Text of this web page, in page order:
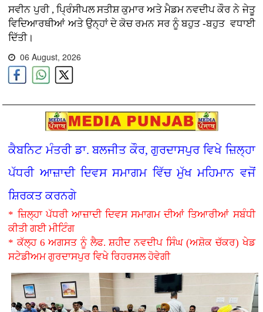
ਸਵੀਨ ਪੁਰੀ , ਪ੍ਰਿੰਸੀਪਲ ਸਤੀਸ਼ ਕੁਮਾਰ ਅਤੇ ਮੈਡਮ ਨਵਦੀਪ ਕੌਰ ਨੇ ਜੇਤੂ
ਵਿਦਿਆਰਥੀਆਂ ਅਤੇ ਉਨ੍ਹਾਂ ਦੇ ਕੋਚ ਰਮਨ ਸਰ ਨੂੰ ਬਹੁਤ -ਬਹੁਤ ਵਧਾਈ
ਦਿੱਤੀ।
06 August, 2026
ਕੈਬਨਿਟ ਮੰਤਰੀ ਡਾ. ਬਲਜੀਤ ਕੌਰ, ਗੁਰਦਾਸਪੁਰ ਵਿਖੇ ਜ਼ਿਲ੍ਹਾ
ਪੱਧਰੀ ਆਜ਼ਾਦੀ ਦਿਵਸ ਸਮਾਗਮ ਵਿੱਚ ਮੁੱਖ ਮਹਿਮਾਨ ਵਜੋਂ
ਸ਼ਿਰਕਤ ਕਰਨਗੇ
* ਜ਼ਿਲ੍ਹਾ ਪੱਧਰੀ ਆਜ਼ਾਦੀ ਦਿਵਸ ਸਮਾਗਮ ਦੀਆਂ ਤਿਆਰੀਆਂ ਸਬੰਧੀ
ਕੀਤੀ ਗਈ ਮੀਟਿੰਗ
* ਕੱਲ੍ਹ 6 ਅਗਸਤ ਨੂੰ ਲੈਫ. ਸ਼ਹੀਦ ਨਵਦੀਪ ਸਿੰਘ (ਅਸ਼ੋਕ ਚੱਕਰ) ਖੇਡ
ਸਟੇਡੀਅਮ ਗੁਰਦਾਸਪੁਰ ਵਿਖੇ ਰਿਹਰਸਲ ਹੋਵੇਗੀ